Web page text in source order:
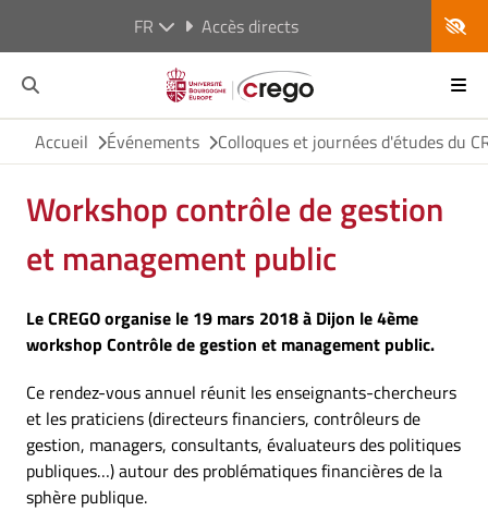
FR Accès directs
Accueil Événements Colloques et journées d'études du
Workshop contrôle de gestion
et management public
Le CREGO organise le 19 mars 2018 à Dijon le 4ème
workshop Contrôle de gestion et management public.
Ce rendez-vous annuel réunit les enseignants-chercheurs
et les praticiens (directeurs financiers, contrôleurs de
gestion, managers, consultants, évaluateurs des politiques
publiques…) autour des problématiques financières de la
sphère publique.